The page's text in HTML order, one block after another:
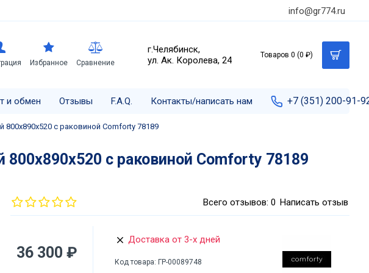
info@gr774.ru
Избранное Сравнение
г.Челябинск,
ул. Ак. Королева, 24
Товаров 0 (0 ₽)
и обмен Отзывы F.A.Q. Контакты/написать нам +7 (351) 200-91-
с раковиной Comforty 78189
с раковиной Comforty 78189
Всего отзывов: 0 Написать отзыв
36 300 ₽
Доставка от 3-х дней
Код товара: ГР-00089748